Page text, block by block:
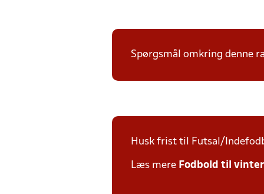
Spørgsmål omkring denne
Husk frist til Futsal/
Læs mere Fodbold til